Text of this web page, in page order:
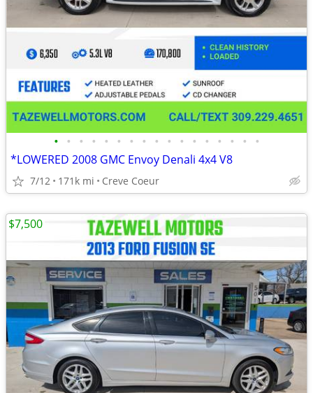
• • • • • • • • • • • • • • • • •
*LOWERED 2008 GMC Envoy Denali 4x4 V8
7/12 171k mi Creve Coeur
$7,500